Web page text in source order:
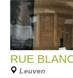
RUE
Leuven